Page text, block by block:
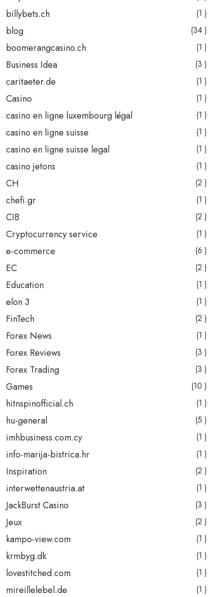
billybets.ch (1 )
blog (34 )
boomerangcasino.ch (1 )
Business Idea (3 )
caritaeter.de (1 )
Casino (1 )
casino en ligne luxembourg légal (1 )
casino en ligne suisse (1 )
casino en ligne suisse legal (1 )
casino jetons (1 )
CH (2 )
chefi.gr (1 )
CIB (2 )
Cryptocurrency service (1 )
e-commerce (6 )
EC (2 )
Education (1 )
elon 3 (1 )
FinTech (2 )
Forex News (1 )
Forex Reviews (3 )
Forex Trading (3 )
Games (10 )
hitnspinofficial.ch (1 )
hu-general (5 )
imhbusiness.com.cy (1 )
info-marija-bistrica.hr (1 )
Inspiration (2 )
interwettenaustria.at (1 )
JackBurst Casino (3 )
Jeux (2 )
kampo-view.com (1 )
krmbyg.dk (1 )
lovestitched.com (1 )
mireillelebel.de (1 )